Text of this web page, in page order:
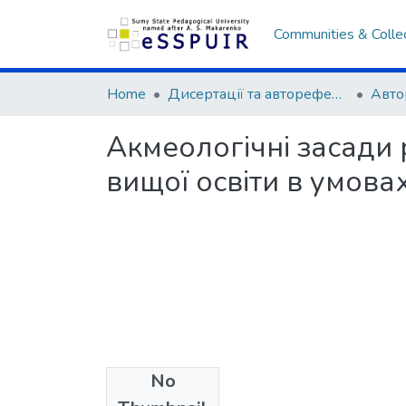
Communities &
Home Дисертації та автореферати
Акмеологічні
вищої освіти в
No